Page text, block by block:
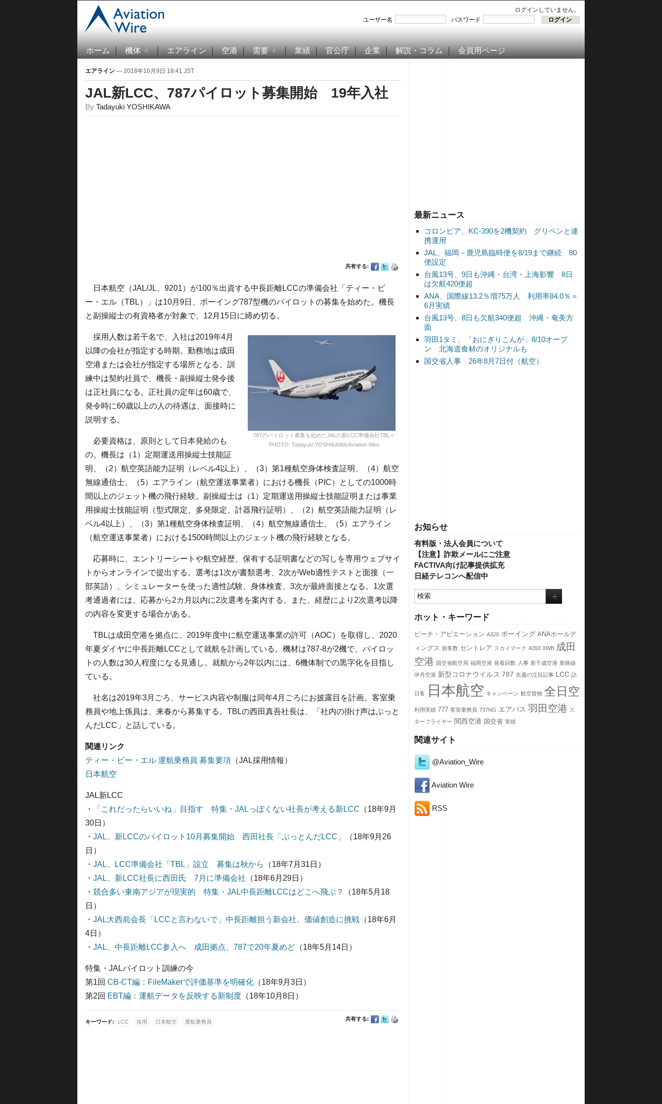
ログインしていません。
ユーザー名
パスワード
ホーム 機体 エアライン 空港 需要 業績 官公庁 企業 解説・コラム 会員用ページ
最新ニュース
コロンビア、KC-390を2機契約 グリペンと連
携運用
JAL、福岡－鹿児島臨時便を8/19まで継続 80
便設定
台風13号、9日も沖縄・台湾・上海影響 8日
は欠航420便超
ANA、国際線13.2％増75万人 利用率84.0％＝
6月実績
台風13号、8日も欠航340便超 沖縄・奄美方
面
羽田1タミ、「おにぎりこんが」8/10オープ
ン 北海道食材のオリジナルも
国交省人事 26年8月7日付（航空）
お知らせ
有料版・法人会員について
【注意】詐欺メールにご注意
FACTIVA向け記事提供拡充
日経テレコンへ配信中
ホット・キーワード
ピーチ・アビエーション A320 ボーイング ANAホールデ
ィングス 旅客数 セントレア スカイマーク A350 XWB 成田
空港 国交省航空局 福岡空港 発着回数 人事 新千歳空港 新路線
伊丹空港 新型コロナウイルス 787 先週の注目記事 LCC 訪
日客 日本航空 キャンペーン 航空貨物 全日空
利用実績 777 客室乗務員 737NG エアバス 羽田空港 ス
ターフライヤー 関西空港 国交省 実績
関連サイト
@Aviation_Wire
Aviation Wire
RSS
エアライン — 2018年10月9日 18:41 JST
JAL新LCC、787パイロット募集開始 19年入社
By Tadayuki YOSHIKAWA
共有する:
日本航空（JAL/JL、9201）が100％出資する中長距離LCCの準備会社「ティー・ビ
ー・エル（TBL）」は10月9日、ボーイング787型機のパイロットの募集を始めた。機長
と副操縦士の有資格者が対象で、12月15日に締め切る。
787のパイロット募集を始めたJALの新LCC準備会社TBL＝
PHOTO: Tadayuki YOSHIKAWA/Aviation Wire
採用人数は若干名で、入社は2019年4月
以降の会社が指定する時期。勤務地は成田
空港または会社が指定する場所となる。訓
練中は契約社員で、機長・副操縦士発令後
は正社員になる。正社員の定年は60歳で、
発令時に60歳以上の人の待遇は、面接時に
説明する。
必要資格は、原則として日本発給のも
の。機長は（1）定期運送用操縦士技能証
明、（2）航空英語能力証明（レベル4以上）、（3）第1種航空身体検査証明、（4）航空
無線通信士、（5）エアライン（航空運送事業者）における機長（PIC）としての1000時
間以上のジェット機の飛行経験。副操縦士は（1）定期運送用操縦士技能証明または事業
用操縦士技能証明（型式限定、多発限定、計器飛行証明）、（2）航空英語能力証明（レ
ベル4以上）、（3）第1種航空身体検査証明、（4）航空無線通信士、（5）エアライン
（航空運送事業者）における1500時間以上のジェット機の飛行経験となる。
応募時に、エントリーシートや航空経歴、保有する証明書などの写しを専用ウェブサイ
トからオンラインで提出する。選考は1次が書類選考、2次がWeb適性テストと面接（一
部英語）、シミュレーターを使った適性試験、身体検査、3次が最終面接となる。1次選
考通過者には、応募から2カ月以内に2次選考を案内する。また、経歴により2次選考以降
の内容を変更する場合がある。
TBLは成田空港を拠点に、2019年度中に航空運送事業の許可（AOC）を取得し、2020
年夏ダイヤに中長距離LCCとして就航を計画している。機材は787-8が2機で、パイロッ
トの人数は30人程度になる見通し。就航から2年以内には、6機体制での黒字化を目指し
ている。
社名は2019年3月ごろ、サービス内容や制服は同年4月ごろにお披露目を計画。客室乗
務員や地上係員は、来春から募集する。TBLの西田真吾社長は、「社内の掛け声はぶっと
んだLCC」と話している。
関連リンク
ティー・ビー・エル 運航乗務員 募集要項 （JAL採用情報）
日本航空
JAL新LCC
・
「これだったらいいね」目指す 特集・JALっぽくない社長が考える新LCC （18年9月
30日）
・ JAL、新LCCのパイロット10月募集開始 西田社長「ぶっとんだLCC」
（18年9月26
日）
・ JAL、LCC準備会社「TBL」設立 募集は秋から
（18年7月31日）
・ JAL、新LCC社長に西田氏 7月に準備会社 （18年6月29日）
・ 競合多い東南アジアが現実的 特集・JAL中長距離LCCはどこへ飛ぶ？
（18年5月18
日）
・ JAL大西前会長「LCCと言わないで」中長距離担う新会社、価値創造に挑戦 （18年6月
4日）
・ JAL、中長距離LCC参入へ 成田拠点、787で20年夏めど （18年5月14日）
特集・JALパイロット訓練の今
第1回 CB-CT編：FileMakerで評価基準を明確化 （18年9月3日）
第2回 EBT編：運航データを反映する新制度 （18年10月8日）
共有する:
キーワード: LCC 採用 日本航空 運航乗務員